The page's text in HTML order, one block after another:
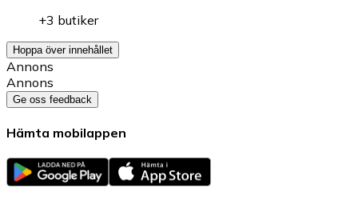
+3 butiker
Hoppa över innehållet
Annons
Annons
Ge oss feedback
Hämta mobilappen